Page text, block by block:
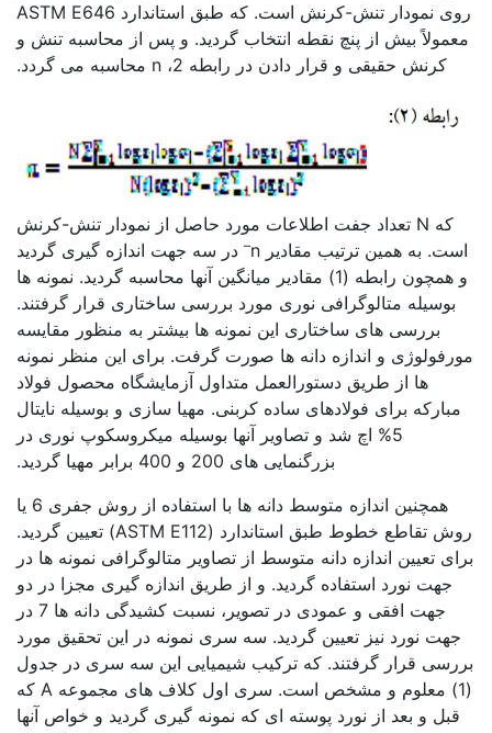
روی نمودار تنش-کرنش است. که طبق استاندارد ASTM E646
معمولاً بیش از پنچ نقطه انتخاب گردید. و پس از محاسبه تنش و
کرنش حقیقی و قرار دادن در رابطه 2، n محاسبه می گردد.
که N تعداد جفت اطلاعات مورد حاصل از نمودار تنش-کرنش
است. به همین ترتیب مقادیر n
– در سه جهت اندازه گیری گردید
و همچون رابطه (1) مقادیر میانگین آنها محاسبه گردید. نمونه ها
بوسیله متالوگرافی نوری مورد بررسی ساختاری قرار گرفتند.
بررسی های ساختاری این نمونه ها بیشتر به منظور مقایسه
مورفولوژی و اندازه دانه ها صورت گرفت. برای این منظر نمونه
ها از طریق دستورالعمل متداول آزمایشگاه محصول فولاد
مبارکه برای فولادهای ساده کربنی. مهیا سازی و بوسیله نایتال
5% اچ شد و تصاویر آنها بوسیله میکروسکوپ نوری در
بزرگنمایی های 200 و 400 برابر مهیا گردید.
همچنین اندازه متوسط دانه ها با استفاده از روش جفری 6 یا
روش تقاطع خطوط طبق استاندارد (ASTM E112) تعیین گردید.
برای تعیین اندازه دانه متوسط از تصاویر متالوگرافی نمونه ها در
جهت نورد استفاده گردید. و از طریق اندازه گیری مجزا در دو
جهت افقی و عمودی در تصویر، نسبت کشیدگی دانه ها 7 در
جهت نورد نیز تعیین گردید. سه سری نمونه در این تحقیق مورد
بررسی قرار گرفتند. که ترکیب شیمیایی این سه سری در جدول
(1) معلوم و مشخص است. سری اول کلاف های مجموعه A که
قبل و بعد از نورد پوسته ای که نمونه گیری گردید و خواص آنها